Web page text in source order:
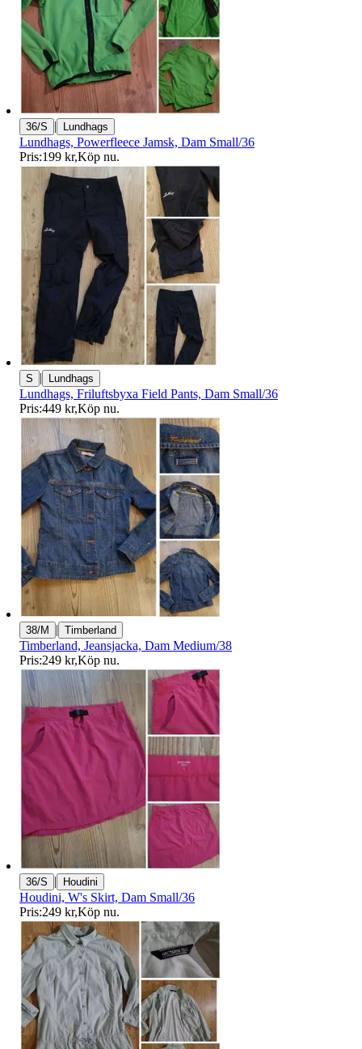
36/S | Lundhags
Lundhags, Powerfleece Jamsk, Dam Small/36
Pris:199 kr,Köp nu.
S | Lundhags
Lundhags, Friluftsbyxa Field Pants, Dam Small/36
Pris:449 kr,Köp nu.
38/M | Timberland
Timberland, Jeansjacka, Dam Medium/38
Pris:249 kr,Köp nu.
36/S | Houdini
Houdini, W's Skirt, Dam Small/36
Pris:249 kr,Köp nu.